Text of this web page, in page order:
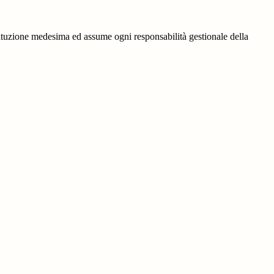
medesima ed assume ogni responsabilità gestionale della